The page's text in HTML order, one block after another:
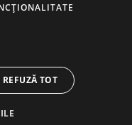
SHOP
REFUZĂ TOT